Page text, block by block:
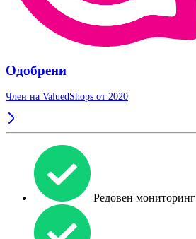
Одобрени
Член на ValuedShops от 2020
Редовен мониторинг